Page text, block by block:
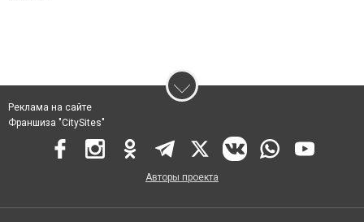
Реклама на сайте
Франшиза "CitySites"
Авторы проекта